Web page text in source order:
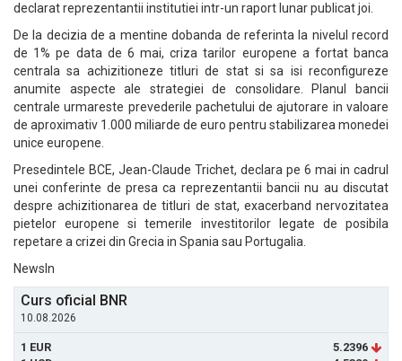
declarat reprezentantii institutiei intr-un raport lunar publicat joi.
De la decizia de a mentine dobanda de referinta la nivelul record
de 1% pe data de 6 mai, criza tarilor europene a fortat banca
centrala sa achizitioneze titluri de stat si sa isi reconfigureze
anumite aspecte ale strategiei de consolidare. Planul bancii
centrale urmareste prevederile pachetului de ajutorare in valoare
de aproximativ 1.000 miliarde de euro pentru stabilizarea monedei
unice europene.
Presedintele BCE, Jean-Claude Trichet, declara pe 6 mai in cadrul
unei conferinte de presa ca reprezentantii bancii nu au discutat
despre achizitionarea de titluri de stat, exacerband nervozitatea
pietelor europene si temerile investitorilor legate de posibila
repetare a crizei din Grecia in Spania sau Portugalia.
NewsIn
Curs oficial BNR
10.08.2026
1 EUR
5.2396